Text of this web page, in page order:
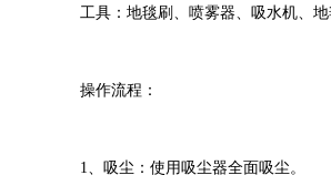
工具：地毯刷、喷雾器、吸水机、地
操作流程：
1、吸尘：使用吸尘器全面吸尘。